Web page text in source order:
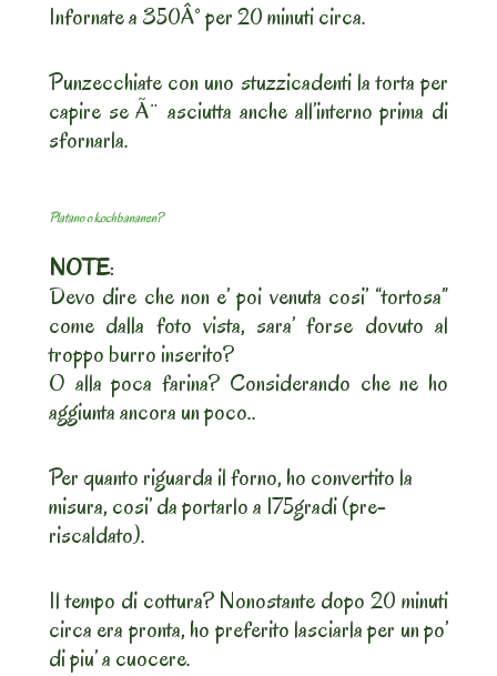
Infornate a 350Â° per 20 minuti circa.
Punzecchiate con uno stuzzicadenti la torta per
capire se Ã¨ asciutta anche all’interno prima di
sfornarla.
Platano o kochbananen?
NOTE:
Devo dire che non e’ poi venuta cosi’ “tortosa”
come dalla foto vista, sara’ forse dovuto al
troppo burro inserito?
O alla poca farina? Considerando che ne ho
aggiunta ancora un poco..
Per quanto riguarda il forno, ho convertito la
misura, cosi’ da portarlo a 175gradi (pre-
riscaldato).
Il tempo di cottura? Nonostante dopo 20 minuti
circa era pronta, ho preferito lasciarla per un po’
di piu’ a cuocere.